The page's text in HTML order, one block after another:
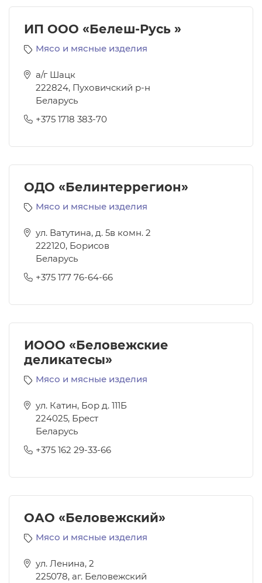
ИП ООО «Белеш-Русь »
Мясо и мясные изделия
а/г Шацк
222824, Пуховичский р-н
Беларусь
+375 1718 383-70
ОДО «Белинтеррегион»
Мясо и мясные изделия
ул. Ватутина, д. 5в комн. 2
222120, Борисов
Беларусь
+375 177 76-64-66
ИООО «Беловежские
деликатесы»
Мясо и мясные изделия
ул. Катин, Бор д. 111Б
224025, Брест
Беларусь
+375 162 29-33-66
ОАО «Беловежский»
Мясо и мясные изделия
ул. Ленина, 2
225078, аг. Беловежский